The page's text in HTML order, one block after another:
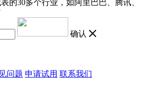
的30多个行业，如阿里巴巴、腾讯、
确认
问题 申请试用 联系我们